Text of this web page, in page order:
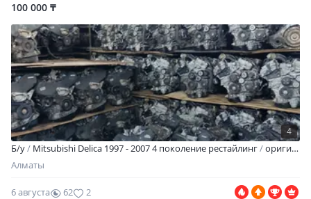
100 000 ₸
4
Б/y Mitsubishi Delica 1997 - 2007 4 поколение рестайлинг
оригинал
Алматы
6 августа 62 2